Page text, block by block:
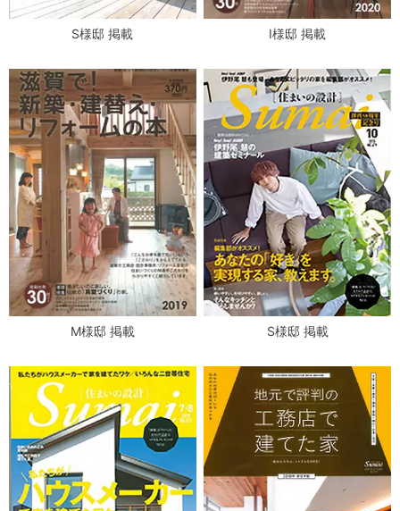
S様邸 掲載 I様邸 掲載
M様邸 掲載 S様邸 掲載